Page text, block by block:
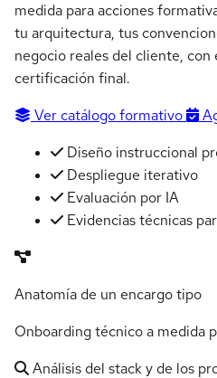
medida para acciones
tu arquitectura, tus
negocio reales del cliente, con
certificación final.
Ver catálogo formativo
Diseño instruccional
Despliegue iterativo
Evaluación por IA
Evidencias técnicas
Anatomía de un encargo tipo
Onboarding técnico a medida
Análisis del stack y de los